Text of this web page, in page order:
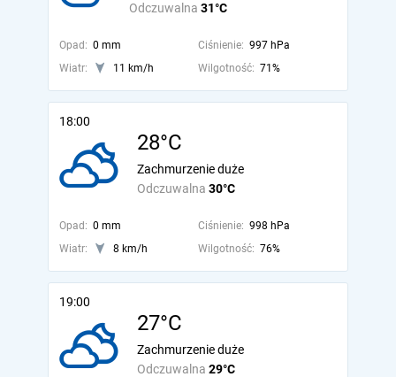
Odczuwalna 31°C
Opad: 0 mm Ciśnienie: 997 hPa
Wiatr:
11 km/h Wilgotność: 71%
18:00
28°C
Odczuwalna 30°C
Zachmurzenie duże
Opad: 0 mm Ciśnienie: 998 hPa
Wiatr:
8 km/h Wilgotność: 76%
19:00
27°C
Odczuwalna 29°C
Zachmurzenie duże